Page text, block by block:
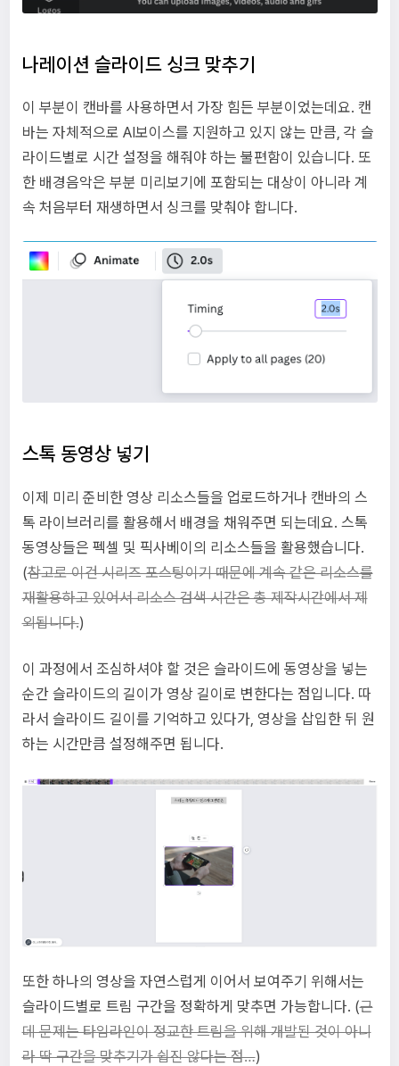
나레이션 슬라이드 싱크 맞추기
이 부분이 캔바를 사용하면서 가장 힘든 부분이었는데요. 캔
바는 자체적으로 AI보이스를 지원하고 있지 않는 만큼, 각 슬
라이드별로 시간 설정을 해줘야 하는 불편함이 있습니다. 또
한 배경음악은 부분 미리보기에 포함되는 대상이 아니라 계
속 처음부터 재생하면서 싱크를 맞춰야 합니다.
스톡 동영상 넣기
이제 미리 준비한 영상 리소스들을 업로드하거나 캔바의 스
톡 라이브러리를 활용해서 배경을 채워주면 되는데요. 스톡
동영상들은 펙셀 및 픽사베이의 리소스들을 활용했습니다.
(참고로 이건 시리즈 포스팅이기 때문에 계속 같은 리소스를
재활용하고 있어서 리소스 검색 시간은 총 제작시간에서 제
외됩니다.)
이 과정에서 조심하셔야 할 것은 슬라이드에 동영상을 넣는
순간 슬라이드의 길이가 영상 길이로 변한다는 점입니다. 따
라서 슬라이드 길이를 기억하고 있다가, 영상을 삽입한 뒤 원
하는 시간만큼 설정해주면 됩니다.
또한 하나의 영상을 자연스럽게 이어서 보여주기 위해서는
슬라이드별로 트림 구간을 정확하게 맞추면 가능합니다. (근
데 문제는 타임라인이 정교한 트림을 위해 개발된 것이 아니
라 딱 구간을 맞추기가 쉽진 않다는 점…)